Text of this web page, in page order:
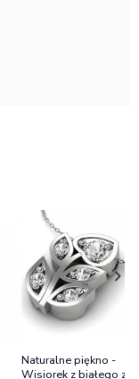
Naturalne piękno -
Wisiorek z białego